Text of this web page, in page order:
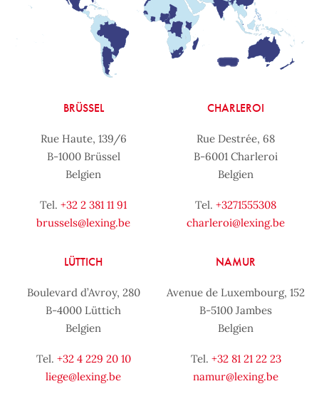
BRÜSSEL
Rue Haute, 139/6
B-1000 Brüssel
Belgien
Tel. +32 2 381 11 91
brussels@lexing.be
CHARLEROI
Rue Destrée, 68
B-6001 Charleroi
Belgien
Tel. +3271555308
charleroi@lexing.be
LÜTTICH
Boulevard d’Avroy, 280
B-4000 Lüttich
Belgien
Tel. +32 4 229 20 10
liege@lexing.be
NAMUR
Avenue de Luxembourg, 152
B-5100 Jambes
Belgien
Tel. +32 81 21 22 23
namur@lexing.be